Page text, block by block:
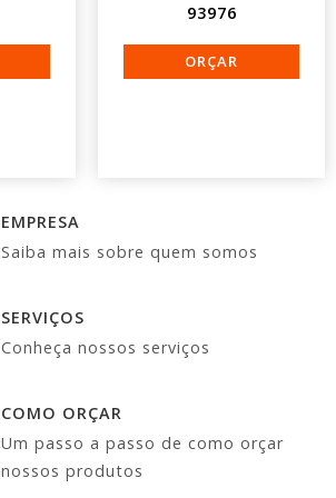
93976
EMPRESA
Saiba mais sobre quem somos
SERVIÇOS
Conheça nossos serviços
COMO ORÇAR
Um passo a passo de como orçar
nossos produtos